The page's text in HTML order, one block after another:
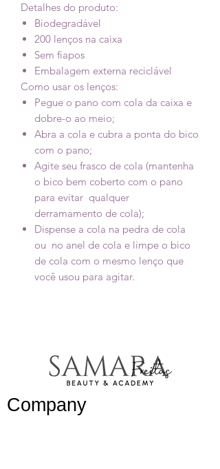
Detalhes do produto:
Biodegradável
200 lenços na caixa
Sem fiapos
Embalagem externa reciclável
Como usar os lenços:
Pegue o pano com cola da caixa e
dobre-o ao meio;
Abra a cola e cubra a ponta do bico
com o pano;
Agite seu frasco de cola (mantenha
o bico bem coberto com o pano
para evitar qualquer
derramamento de cola);
Dispense a cola na pedra de cola
ou no anel de cola e limpe o bico
de cola com o mesmo lenço que
você usou para agitar.
Company